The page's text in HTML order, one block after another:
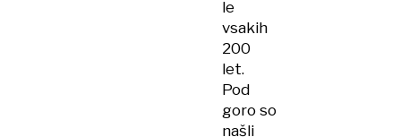
le
vsakih
200
let.
Pod
goro so
našli